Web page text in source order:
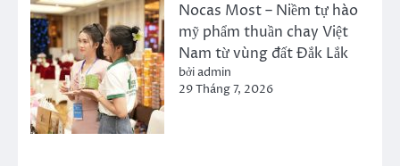
Nocas Most – Niềm tự hào
mỹ phẩm thuần chay Việt
Nam từ vùng đất Đắk Lắk
bởi admin
29 Tháng 7, 2026